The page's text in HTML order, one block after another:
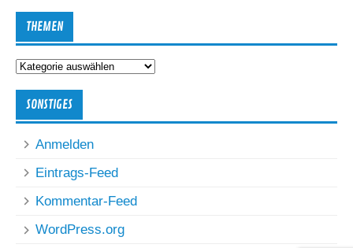
THEMEN
Themen
SONSTIGES
Anmelden
Eintrags-Feed
Kommentar-Feed
WordPress.org